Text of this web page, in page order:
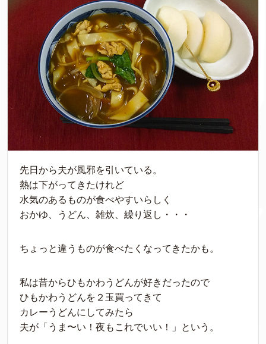
先日から夫が風邪を引いている。
熱は下がってきたけれど
水気のあるものが食べやすいらしく
おかゆ、うどん、雑炊、繰り返し・・・
ちょっと違うものが食べたくなってきたかも。
私は昔からひもかわうどんが好きだったので
ひもかわうどんを２玉買ってきて
カレーうどんにしてみたら
夫が「うま〜い！夜もこれでいい！」という。